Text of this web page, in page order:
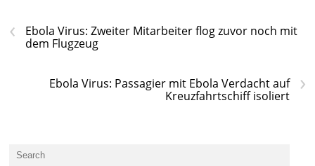
‹
Ebola Virus: Zweiter Mitarbeiter flog zuvor noch mit
dem Flugzeug
›
Ebola Virus: Passagier mit Ebola Verdacht auf
Kreuzfahrtschiff isoliert